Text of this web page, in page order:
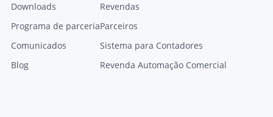
Downloads
Programa de parceria
Comunicados
Blog
Revendas
Parceiros
Sistema para Contadores
Revenda Automação Comercial